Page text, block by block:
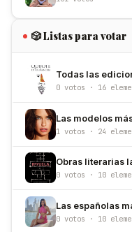
🎲 Listas para votar
Todas las
0 votos · 16
Las modelos
1 votos · 24
Obras literarias
0 votos · 10
Las españolas
0 votos · 10